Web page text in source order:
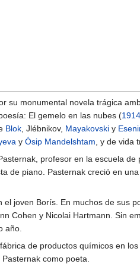
su monumental novela trágica
El gemelo en las nubes (1914
Blok , Jlébnikov, Mayakovski y
y Ósip Mandelshtam , y de vida
profesor en la escuela
de piano. Pasternak creció en
joven Borís. En muchos de sus
Cohen y Nicolai Hartmann. Sin
año.
de productos químicos en
como poeta.